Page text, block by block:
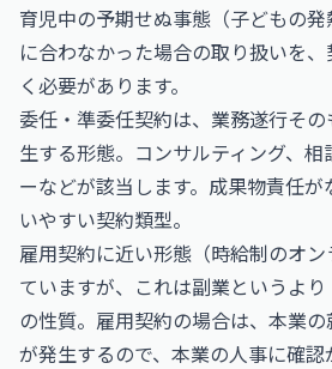
育児中の予期せぬ事態（子どもの
に合わなかった場合の取り扱いを
く必要があります。
委任・準委任契約は、業務遂行そ
生する形態。コンサルティング、
ーなどが該当します。成果物責任
いやすい契約類型。
雇用契約に近い形態（時給制のオ
ていますが、これは副業というより
の性質。雇用契約の場合は、本業
が発生するので、本業の人事に確認